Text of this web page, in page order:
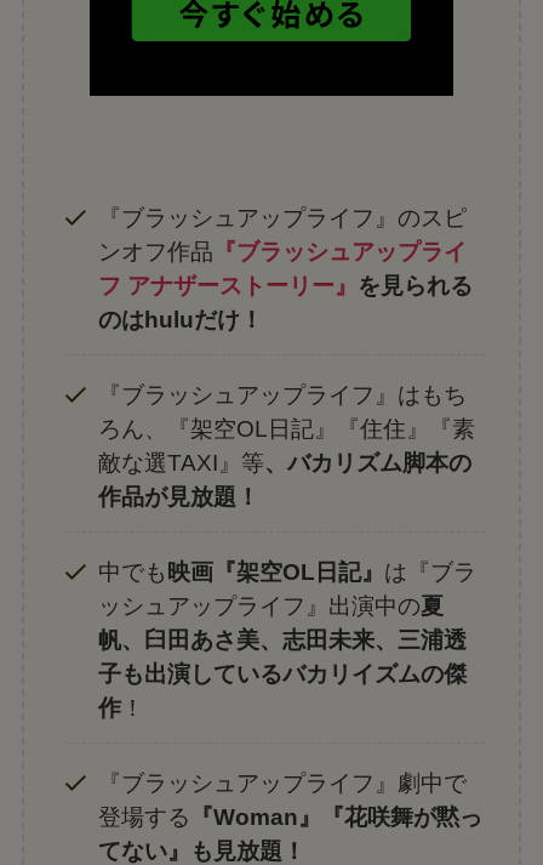
『ブラッシュアップライフ』のスピ
ンオフ作品 『ブラッシュアップライ
フ アナザーストーリー』 を見られる
のはhuluだけ！
『ブラッシュアップライフ』はもち
ろん、『架空OL日記』『住住』『素
敵な選TAXI』等、バカリズム脚本の
作品が見放題！
中でも 映画『架空OL日記』 は『ブラ
ッシュアップライフ』出演中の夏
帆、臼田あさ美、志田未来、三浦透
子も出演しているバカリイズムの傑
作 ！
『ブラッシュアップライフ』劇中で
登場する 『Woman』『花咲舞が黙っ
てない』も見放題！